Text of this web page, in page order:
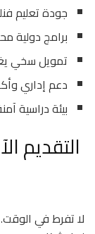
جودة تعليم
برامج دولية
تمويل سخي
دعم إداري
بيئة دراسية
التقديم
لا تفرط في